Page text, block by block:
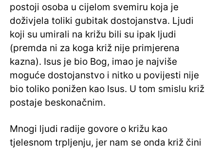
postoji osoba u cijelom svemiru koja je
doživjela toliki gubitak dostojanstva. Ljudi
koji su umirali na križu bili su ipak ljudi
(premda ni za koga križ nije primjerena
kazna). Isus je bio Bog, imao je najviše
moguće dostojanstvo i nitko u povijesti nije
bio toliko ponižen kao Isus. U tom smislu križ
postaje beskonačnim.
Mnogi ljudi radije govore o križu kao
tjelesnom trpljenju, jer nam se onda križ čini